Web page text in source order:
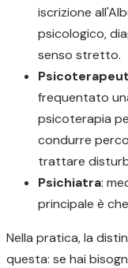
iscrizione
psicologico,
senso stretto.
frequentato
psicoterapia
condurre
trattare
Psichiatra:
principale è
Nella pratica, la
questa: se hai